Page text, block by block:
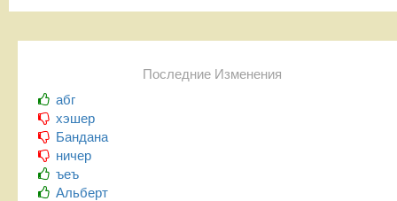
Последние Изменения
абг
хэшер
Бандана
ничер
ъеъ
Альберт